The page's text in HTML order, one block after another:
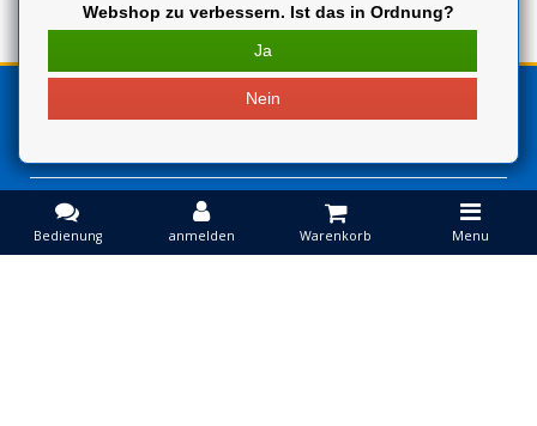
Benutzerkonto
Kontakt
Extra
Bedienung anmelden Warenkorb Menu
Webshop zu verbessern. Ist das in Ordnung?
Ja
Nein